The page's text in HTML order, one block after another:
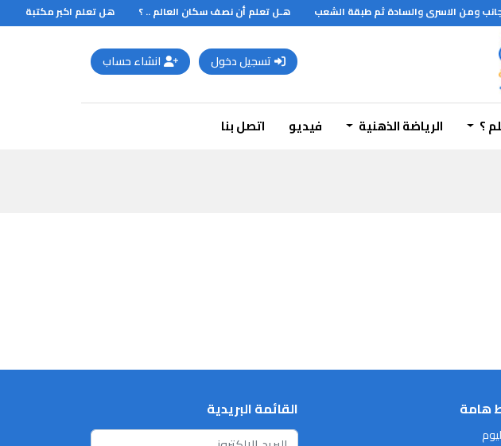
ومن الاسرى والسادة ثم طبقة الشعب هـل تعلم أن نصف سكان العالم .. ؟
هل تعلم اكبر مكتبة
تسجيل دخول انشاء حساب
؟ الرياضة الذهنية فيديو اتصل بنا
هامة القائمة البريدية